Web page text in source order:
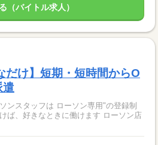
（バイトル求人）
だけ】短期・短時間からO
遣
ンスタッフは ローソン専用"の登録制
ば、好きなときに働けます ローソン店